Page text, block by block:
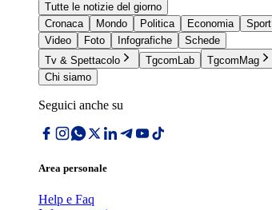
Tutte le notizie del giorno
Cronaca
Mondo Politica Economia Sport
Video
Foto Infografiche
Schede
Tv & Spettacolo
TgcomLab TgcomMag
Chi siamo
Seguici anche su
Area personale
Help e Faq